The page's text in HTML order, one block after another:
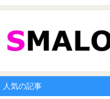
人気の記事